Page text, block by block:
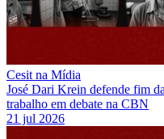
Cesit na Mídia
José Dari Krein defende fim
trabalho em debate na CBN
21 jul 2026